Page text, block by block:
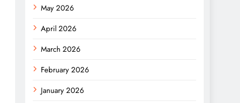
May 2026
April 2026
March 2026
February 2026
January 2026